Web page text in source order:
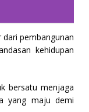
pembangunan
kehidupan
bersatu menjaga
yang maju demi